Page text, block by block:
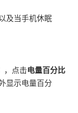
及当手机休眠
，点击电量百分比
显示电量百分